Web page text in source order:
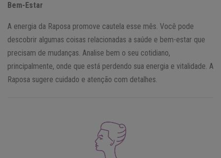
Bem-Estar
A energia da Raposa promove cautela esse mês. Você pode
descobrir algumas coisas relacionadas a saúde e bem-estar que
precisam de mudanças. Analise bem o seu cotidiano,
principalmente, onde que está perdendo sua energia e vitalidade. A
Raposa sugere cuidado e atenção com detalhes.